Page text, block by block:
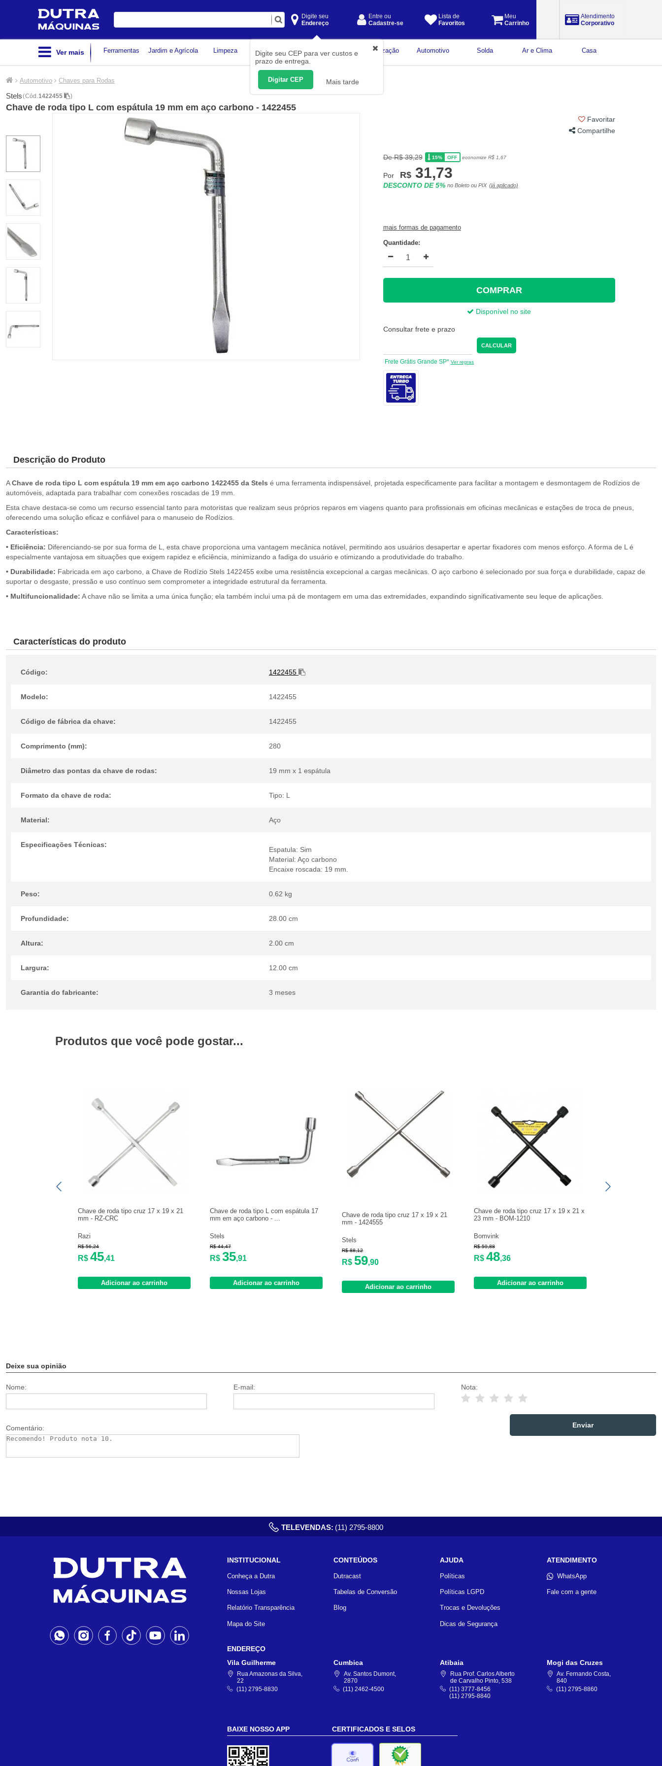
Digite
Digite seu
Endereço
Digite seu CEP para ver custos e
prazo de entrega.
Digitar CEP Mais tarde
Entre ou
Cadastre-se
Lista de
Favoritos
Meu
Carrinho
Atendimento
Corporativo
Ver mais Ferramentas Jardim e Agrícola Limpeza Construção Civil
Medição
Organização Automotivo Solda Ar e Clima Casa
Automotivo Chaves para Rodas
Stels(Cód. 1422455 )
Chave de roda tipo L com espátula 19 mm em aço carbono - 1422455
Favoritar
Compartilhe
De R$ 39,29 15% OFF economize R$ 1,67
Por R$ 31,73
DESCONTO DE 5% no Boleto ou PIX (já aplicado)
mais formas de pagamento
Quantidade:
COMPRAR
Disponível no site
Consultar frete e prazo
CALCULAR
Frete Grátis Grande SP* Ver regras
Descrição do Produto
AChave de roda tipo L com espátula 19 mm em aço carbono 1422455 da Stels é uma ferramenta indispensável, projetada especificamente para facilitar a montagem e desmontagem de Rodízios de
automóveis, adaptada para trabalhar com conexões roscadas de 19 mm.
Esta chave destaca-se como um recurso essencial tanto para motoristas que realizam seus próprios reparos em viagens quanto para profissionais em oficinas mecânicas e estações de troca de pneus,
oferecendo uma solução eficaz e confiável para o manuseio de Rodízios.
Características:
• Eficiência: Diferenciando-se por sua forma de L, esta chave proporciona uma vantagem mecânica notável, permitindo aos usuários desapertar e apertar fixadores com menos esforço. A forma de L é
especialmente vantajosa em situações que exigem rapidez e eficiência, minimizando a fadiga do usuário e otimizando a produtividade do trabalho.
• Durabilidade: Fabricada em aço carbono, a Chave de Rodízio Stels 1422455 exibe uma resistência excepcional a cargas mecânicas. O aço carbono é selecionado por sua força e durabilidade, capaz de
suportar o desgaste, pressão e uso contínuo sem comprometer a integridade estrutural da ferramenta.
• Multifuncionalidade: A chave não se limita a uma única função; ela também inclui uma pá de montagem em uma das extremidades, expandindo significativamente seu leque de aplicações.
Características do produto
Código: 1422455
Modelo: 1422455
Código de fábrica da chave: 1422455
Comprimento (mm): 280
Diâmetro das pontas da chave de rodas: 19 mm x 1 espátula
Formato da chave de roda: Tipo: L
Material: Aço
Especificações Técnicas:
Espatula: Sim
Material: Aço carbono
Encaixe roscada: 19 mm.
Peso: 0.62 kg
Profundidade: 28.00 cm
Altura: 2.00 cm
Largura: 12.00 cm
Garantia do fabricante: 3 meses
Produtos que você pode gostar...
Chave de roda tipo cruz 17 x 19 x 21
mm - RZ-CRC
Razi
R$ 56,24
R$ 45,41
Adicionar ao carrinho
Chave de roda tipo L com espátula 17
mm em aço carbono - ...
Stels
R$ 44,47
R$ 35,91
Adicionar ao carrinho
Chave de roda tipo cruz 17 x 19 x 21
mm - 1424555
Stels
R$ 88,12
R$ 59,90
Adicionar ao carrinho
Chave de roda tipo cruz 17 x 19 x 21 x
23 mm - BOM-1210
Bomvink
R$ 59,88
R$ 48,36
Adicionar ao carrinho
Deixe sua opinião
Nome: E-mail: Nota:
Comentário:
TELEVENDAS: (11) 2795-8800
INSTITUCIONAL
Conheça a Dutra
Nossas Lojas
Relatório Transparência
Mapa do Site
CONTEÚDOS
Dutracast
Tabelas de Conversão
Blog
AJUDA
Políticas
Políticas LGPD
Trocas e Devoluções
Dicas de Segurança
ATENDIMENTO
WhatsApp
Fale com a gente
ENDEREÇO
Vila Guilherme
Rua Amazonas da Silva,
22
(11) 2795-8830
Cumbica
Av. Santos Dumont,
2870
(11) 2462-4500
Atibaia
Rua Prof. Carlos Alberto
de Carvalho Pinto, 538
(11) 3777-8456
(11) 2795-8840
Mogi das Cruzes
Av. Fernando Costa,
840
(11) 2795-8860
BAIXE NOSSO APP CERTIFICADOS E SELOS